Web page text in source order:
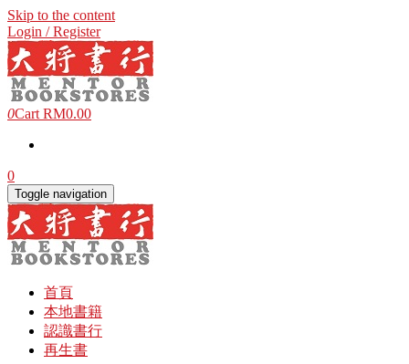
Skip to the content
Login / Register
0Cart RM0.00
0
Toggle navigation
首頁
本地書籍
認識書行
再生書